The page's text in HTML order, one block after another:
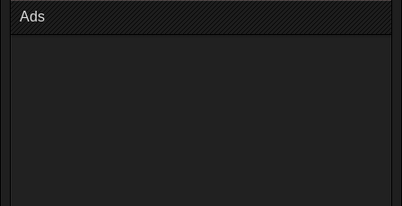
Ads